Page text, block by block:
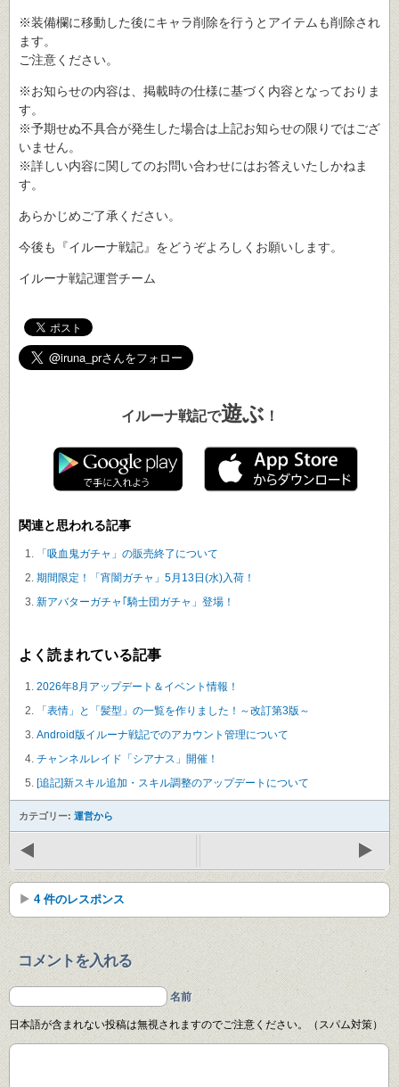
※装備欄に移動した後にキャラ削除を行うとアイテムも削除され
ます。
ご注意ください。
※お知らせの内容は、掲載時の仕様に基づく内容となっておりま
す。
※予期せぬ不具合が発生した場合は上記お知らせの限りではござ
いません。
※詳しい内容に関してのお問い合わせにはお答えいたしかねま
す。
あらかじめご了承ください。
今後も『イルーナ戦記』をどうぞよろしくお願いします。
イルーナ戦記運営チーム
イルーナ戦記で遊ぶ ！
関連と思われる記事
「吸血鬼ガチャ」の販売終了について
期間限定！「宵闇ガチャ」5月13日(水)入荷！
新アバターガチャ｢騎士団ガチャ」登場！
よく読まれている記事
2026年8月アップデート＆イベント情報！
「表情」と「髪型」の一覧を作りました！～改訂第3版～
Android版イルーナ戦記でのアカウント管理について
チャンネルレイド「シアナス」開催！
[追記]新スキル追加・スキル調整のアップデートについて
カテゴリー: 運営から
4 件のレスポンス
コメントを入れる
名前
日本語が含まれない投稿は無視されますのでご注意ください。（スパム対策）